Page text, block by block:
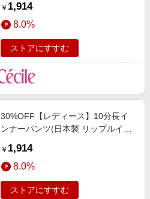
アイボリホワイト
￥ 1,914
8.0%
ストアにすすむ
30%OFF【レディース】10分長イ
ンナーパンツ(日本製 リップルイン
ローズグレー
￥ 1,914
8.0%
ストアにすすむ